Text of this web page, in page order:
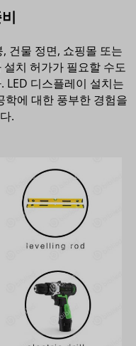
건물 정면, 쇼핑몰 또는
치 허가가 필요할 수도
LED 디스플레이 설치는
학에 대한 풍부한 경험을
.